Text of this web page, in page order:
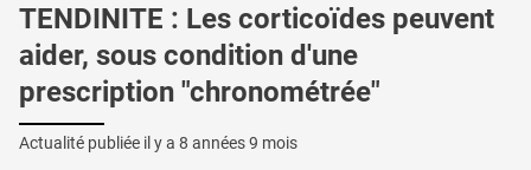
TENDINITE : Les corticoïdes peuvent
aider, sous condition d'une
prescription "chronométrée"
Actualité publiée il y a 8 années 9 mois